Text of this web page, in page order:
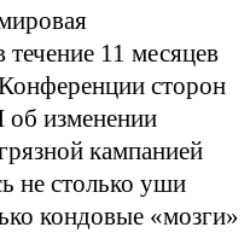
11 месяцев
сторон
изменении
кампанией
не столько уши
кондовые «мозги»